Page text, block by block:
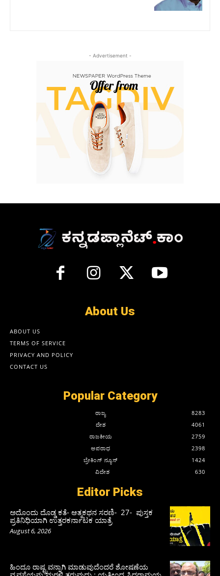
- Advertisement -
About Us
ABOUT US
TERMS OF SERVICE
PRIVACY AND POLICY
CONTACT US
Popular Category
ರಾಜ್ಯ
8283
ದೇಶ
4061
ರಾಜಕೀಯ
2759
ಅಪರಾಧ
2398
ಬ್ರೇಕಿಂಗ್ ನ್ಯೂಸ್
1424
ವಿದೇಶ
630
Editor Picks
ಅದೊಂದು ದೊಡ್ಡ ಕತೆ- ಆತ್ಮಕಥನ ಸರಣಿ- 27- ಪುಸ್ತಕ
ಪ್ರತಿನಿಧಿಯಾಗಿ ಉತ್ತರಕರ್ನಾಟಕ ಯಾತ್ರೆ
August 6, 2026
ಹಿಂದೂ ರಾಷ್ಟ್ರವನ್ನಾಗಿ ಮಾಡುವುದೆಂದರೆ ಶೋಷಣೆಯ